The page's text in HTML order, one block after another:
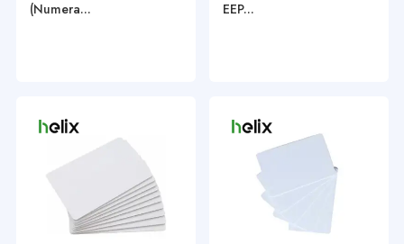
(Numera...
EEP...